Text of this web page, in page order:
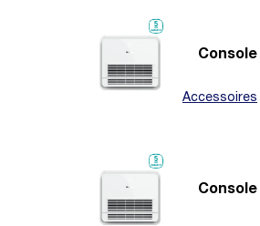
Console
Accessoires
Console